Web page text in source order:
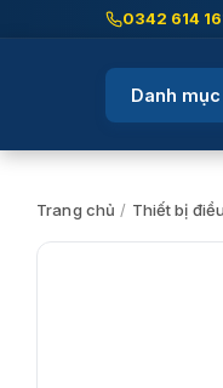
0342 614
Danh
Trang chủ / Thiết bị